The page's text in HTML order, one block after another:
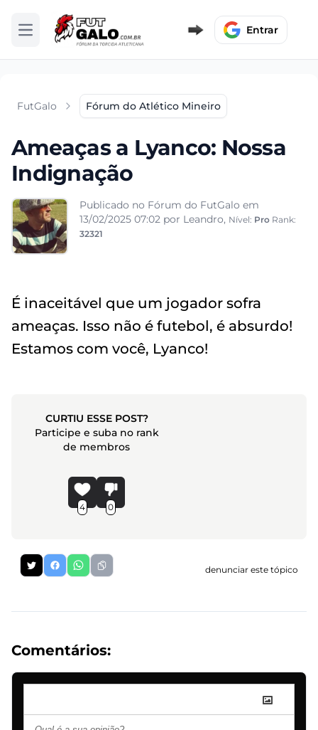
Abrir menu Entrar
FutGalo Fórum do Atlético Mineiro
Ameaças a Lyanco: Nossa
Indignação
Publicado no Fórum do FutGalo em
13/02/2025 07:02 por Leandro, Nível: Pro Rank:
32321
É inaceitável que um jogador sofra
ameaças. Isso não é futebol, é absurdo!
Estamos com você, Lyanco!
CURTIU ESSE POST?
Participe e suba no rank
de membros
4 0
denunciar este tópico
Comentários: